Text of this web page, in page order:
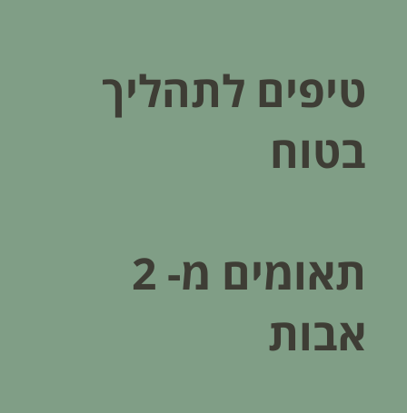
טיפים לתהליך
בטוח
תאומים מ- 2
אבות